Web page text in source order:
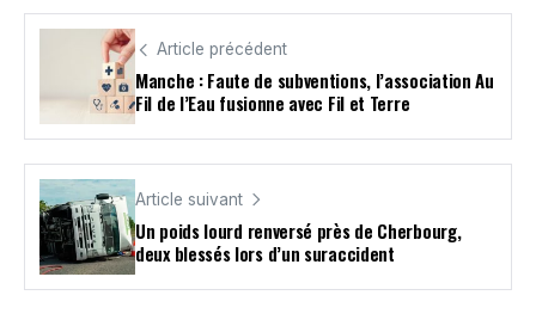
Article précédent
Manche : Faute de subventions, l’association Au
Fil de l’Eau fusionne avec Fil et Terre
Article suivant
Un poids lourd renversé près de Cherbourg,
deux blessés lors d’un suraccident